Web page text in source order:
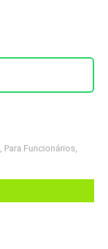
, Para Funcionários,